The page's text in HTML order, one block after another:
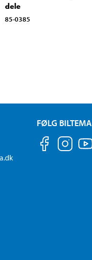
dele
85-0385
FØLG BILTEMA